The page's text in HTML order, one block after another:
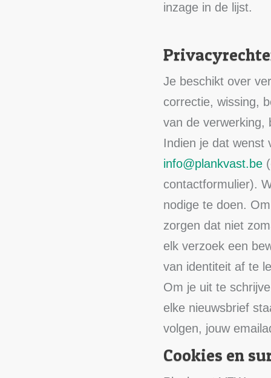
inzage in de lijst.
Je beschikt over
correctie, wissing,
van de verwerking,
Indien je dat wenst
info@plankvast.be
contactformulier).
nodige te doen.
zorgen dat niet
elk verzoek een
van identiteit af te
Om je uit te
elke nieuwsbrief
volgen, jouw
Cookies en